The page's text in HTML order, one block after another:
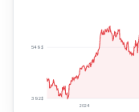
549$
392$
2024